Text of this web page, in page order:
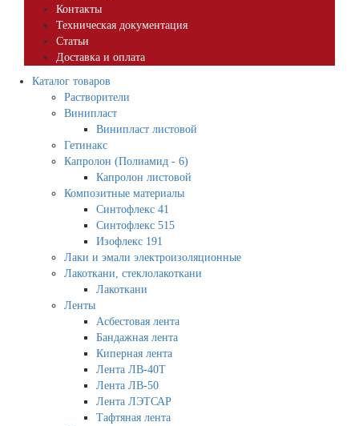
Контакты
Техническая документация
Статьи
Доставка и оплата
Каталог товаров
Растворители
Винипласт
Винипласт листовой
Гетинакс
Капролон (Полиамид - 6)
Капролон листовой
Композитные материалы
Синтофлекс 41
Синтофлекс 515
Изофлекс 191
Лаки и эмали электроизоляционные
Лакоткани, стеклолакоткани
Лакоткани
Ленты
Асбестовая лента
Бандажная лента
Киперная лента
Лента ЛВ-40Т
Лента ЛВ-50
Лента ЛЭТСАР
Тафтяная лента